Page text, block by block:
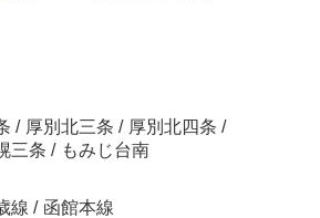
/ 厚別北三条 / 厚別北四条 /
三条 / もみじ台南
線 / 函館本線